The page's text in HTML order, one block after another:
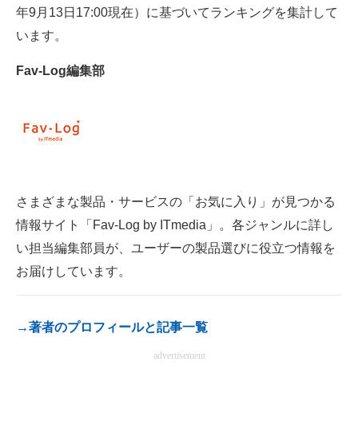
IT製品の技術・比較・事例
製造業のIT導入・活用を支援
モノづくり技術者専門サイト
電子設計の基本と応用
ちょっと気になるネットの話題
年9月13日17:00現在）に基づいてランキングを集計して
います。
Fav-Log編集部
さまざまな製品・サービスの「お気に入り」が見つかる
情報サイト「Fav-Log by ITmedia」。各ジャンルに詳し
い担当編集部員が、ユーザーの製品選びに役立つ情報を
お届けしています。
→著者のプロフィールと記事一覧
advertisement